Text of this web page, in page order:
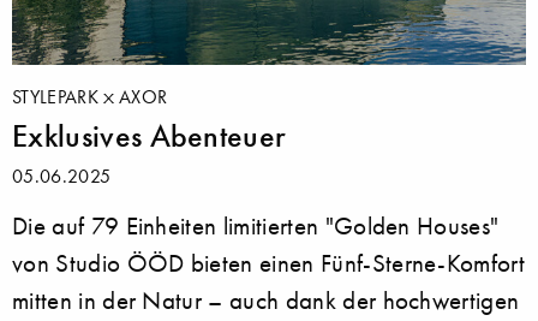
STYLEPARK AXOR
Exklusives Abenteuer
05.06.2025
Die auf 79 Einheiten limitierten "Golden Houses"
von Studio ÖÖD bieten einen Fünf-Sterne-Komfort
mitten in der Natur – auch dank der hochwertigen